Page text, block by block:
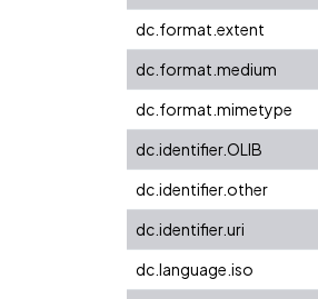
dc.format.extent
dc.format.medium
dc.format.mimetype
dc.identifier.OLIB
dc.identifier.other
dc.identifier.uri
dc.language.iso